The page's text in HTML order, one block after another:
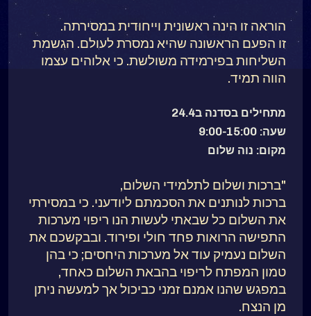
הוראה זו הינה ראשונית וייחודית במסירתה.
זו הפעם הראשונה שהיא נמסרת לעולם. הגשמת
השליחות בפירמידה משולשת. כי אלוהים עצמו
הווה תמיד.
מתחילים בסדנה ב24.4
שעה: 9:00-15:00
מקום: נוה שלום
"ברכות ושלום לתלמידי השלום,
ברכות לנותנים את הסכמתם ליודעני. כי במסירתי
את השלום כל שבאתי לעשות הנו ריפוי מערכות
התפישה הרואות פחד חולי ופירוד. ובבקשכם את
השלום נעמיק עוד אל מערכות היחסים; כי בהן
טמון המפתח לריפוי בהבאת השלום כאחד,
במפגש שהנו אמנם זמני כביכול אך למעשה ניתן
מן הנצח.